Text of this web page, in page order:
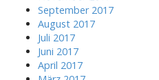
September 2017
August 2017
Juli 2017
Juni 2017
April 2017